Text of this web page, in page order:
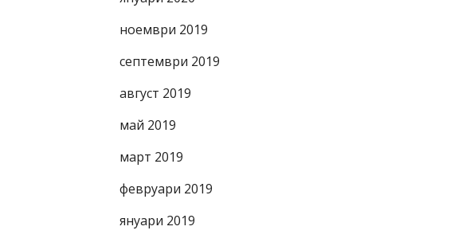
ноември 2019
септември 2019
август 2019
май 2019
март 2019
февруари 2019
януари 2019